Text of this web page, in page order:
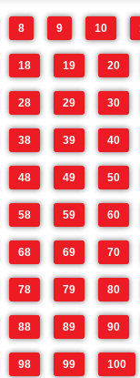
8 9 10
18 19 20
28 29 30
38 39 40
48 49 50
58 59 60
68 69 70
78 79 80
88 89 90
98 99 100